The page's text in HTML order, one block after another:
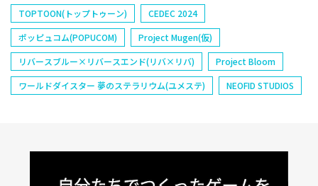
TOPTOON(トップトゥーン)
CEDEC 2024
ポッピュコム(POPUCOM)
Project Mugen(仮)
リバースブルー×リバースエンド(リバ×リバ)
Project Bloom
ワールドダイスター 夢のステラリウム(ユメステ)
NEOFID STUDIOS